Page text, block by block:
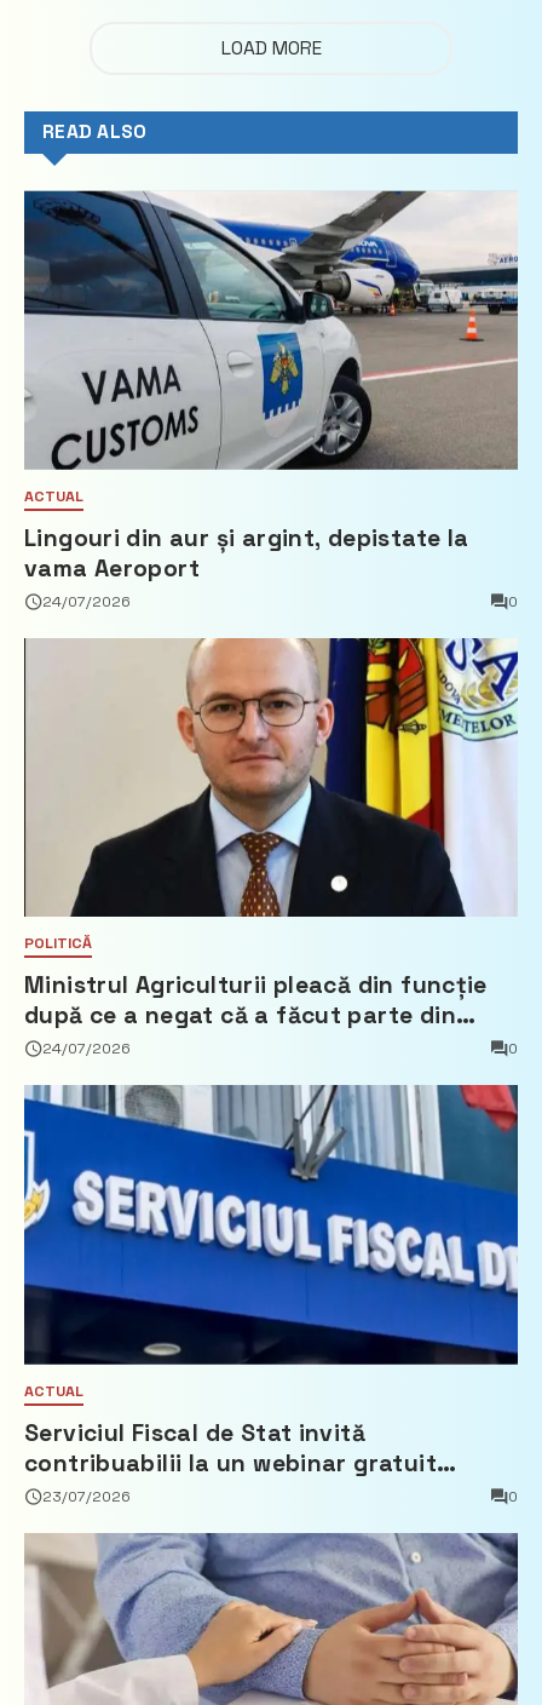
LOAD MORE
READ ALSO
ACTUAL
Lingouri din aur și argint, depistate la
vama Aeroport
24/07/2026 0
POLITICĂ
Ministrul Agriculturii pleacă din funcție
după ce a negat că a făcut parte din
Partidul Democrat
24/07/2026 0
ACTUAL
Serviciul Fiscal de Stat invită
contribuabilii la un webinar gratuit
privind calculul impozitului pe bunurile
23/07/2026 0